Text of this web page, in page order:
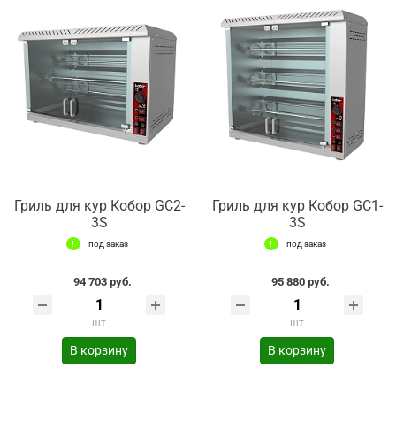
Гриль для кур Кобор GC2-
3S
под заказ
94 703 руб.
шт
В корзину
Гриль для кур Кобор GC1-
3S
под заказ
95 880 руб.
шт
В корзину